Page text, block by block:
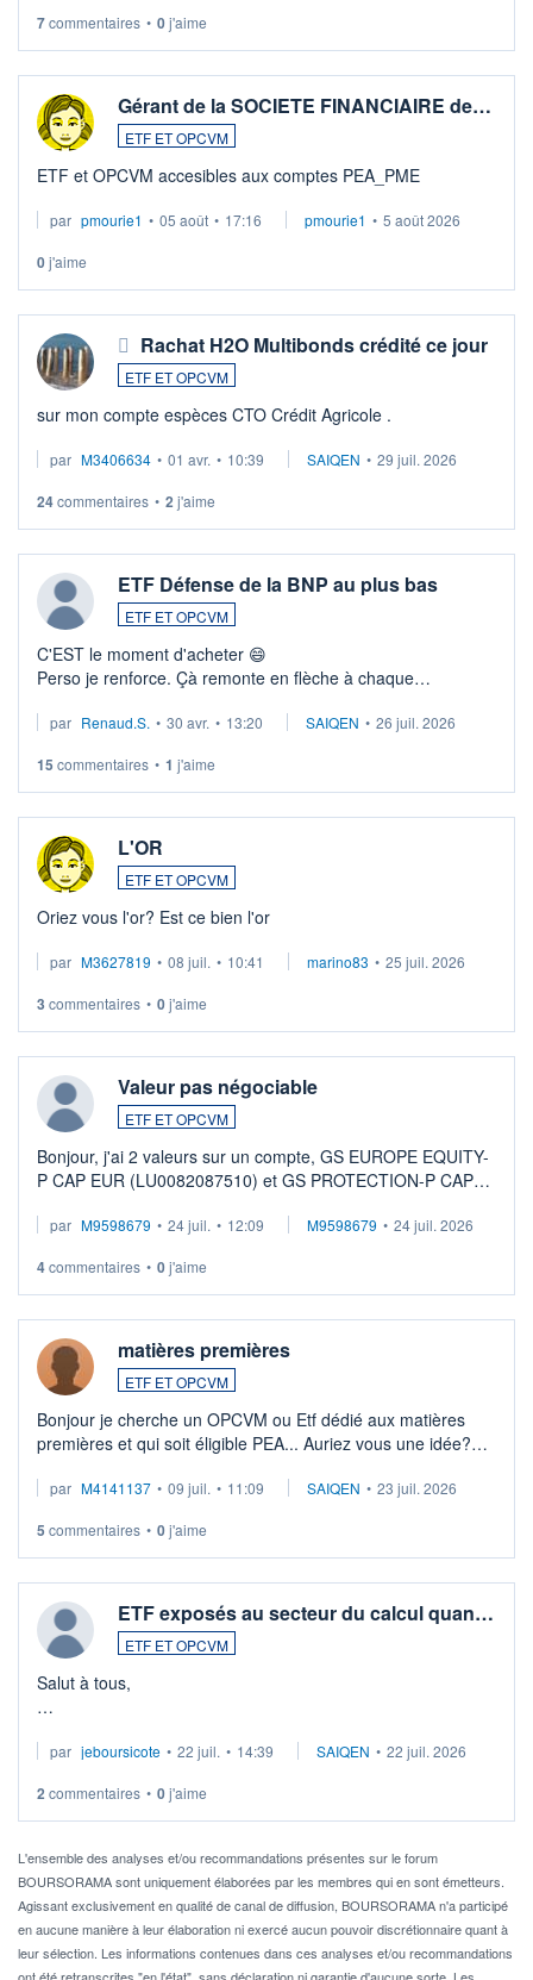
7commentaires • 0j'aime
Gérant de la SOCIETE FINANCIAIRE de…
ETF ET OPCVM
ETF et OPCVM accesibles aux comptes PEA_PME
par pmourie1 • 05 août • 17:16 pmourie1 • 5 août 2026
0j'aime
Rachat H2O Multibonds crédité ce jour
ETF ET OPCVM
sur mon compte espèces CTO Crédit Agricole .
par M3406634 • 01 avr. • 10:39 SAIQEN • 29 juil. 2026
24commentaires • 2 j'aime
ETF Défense de la BNP au plus bas
ETF ET OPCVM
C'EST le moment d'acheter 😄​
Perso je renforce. Çà remonte en flèche à chaque
Investissement long terme tip top pour sa retraite.
par Renaud.S. • 30 avr. • 13:20 SAIQEN • 26 juil. 2026
15 commentaires • 1 j'aime
L'OR
ETF ET OPCVM
Oriez vous l'or? Est ce bien l'or
par M3627819 • 08 juil. • 10:41 marino83 • 25 juil. 2026
3 commentaires • 0j'aime
Valeur pas négociable
ETF ET OPCVM
Bonjour, j'ai 2 valeurs sur un compte, GS EUROPE EQUITY-
P CAP EUR (LU0082087510) et GS PROTECTION-P CAP
veux procéder à la vente, on me signale ...
par M9598679 • 24 juil. • 12:09 M9598679 • 24 juil. 2026
4commentaires • 0j'aime
matières premières
ETF ET OPCVM
Bonjour je cherche un OPCVM ou Etf dédié aux matières
premières et qui soit éligible PEA... Auriez vous une idée?
par M4141137 • 09 juil. • 11:09 SAIQEN • 23 juil. 2026
5 commentaires • 0j'aime
ETF exposés au secteur du calcul quan…
ETF ET OPCVM
Salut à tous,
via un ETF plutôt que des actions individuelles.
Idéalement, je voudrais qu'il soit éligible au PEA.
Pour l' ...
par jeboursicote • 22 juil. • 14:39 SAIQEN • 22 juil. 2026
2 commentaires • 0j'aime
L'ensemble des analyses et/ou recommandations présentes sur le forum
BOURSORAMA sont uniquement élaborées par les membres qui en sont émetteurs.
Agissant exclusivement en qualité de canal de diffusion, BOURSORAMA n'a participé
en aucune manière à leur élaboration ni exercé aucun pouvoir discrétionnaire quant à
leur sélection. Les informations contenues dans ces analyses et/ou recommandations